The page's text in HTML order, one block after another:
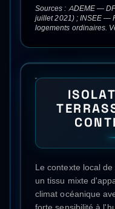
Sources : ADEME —
juillet 2021) ; INSEE —
logements ordinaires.
Le contexte local
un tissu mixte
climat océanique